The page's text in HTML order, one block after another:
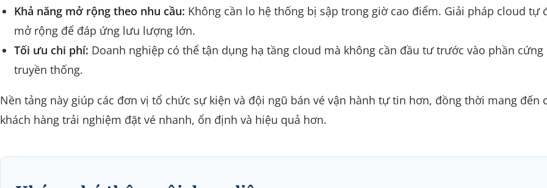
Khả năng mở rộng theo nhu cầu: Không cần lo hệ thống bị sập trong giờ cao điểm. Giải pháp cloud tự
mở rộng để đáp ứng lưu lượng lớn.
Tối ưu chi phí: Doanh nghiệp có thể tận dụng hạ tầng cloud mà không cần đầu tư trước vào phần cứng
truyền thống.
Nền tảng này giúp các đơn vị tổ chức sự kiện và đội ngũ bán vé vận hành tự tin hơn, đồng thời mang đến
khách hàng trải nghiệm đặt vé nhanh, ổn định và hiệu quả hơn.